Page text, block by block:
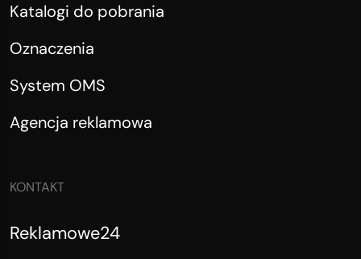
Katalogi do pobrania
Oznaczenia
System OMS
Agencja reklamowa
KONTAKT
Reklamowe24